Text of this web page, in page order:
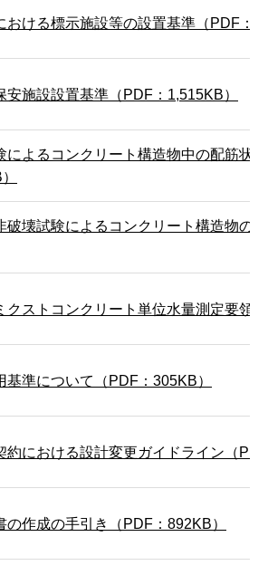
おける標示施設等の設置基準（PDF：
安施設設置基準（PDF：1,515KB）
によるコンクリート構造物中の配筋状
破壊試験によるコンクリート構造物の
クストコンクリート単位水量測定要領
基準について（PDF：305KB）
約における設計変更ガイドライン（
の作成の手引き（PDF：892KB）